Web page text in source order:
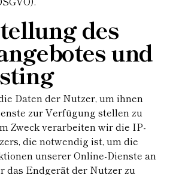
des
und
Daten der Nutzer, um ihnen
zur Verfügung stellen zu
Zweck verarbeiten wir die IP-
die notwendig ist, um die
unserer Online-Dienste an
das Endgerät der Nutzer zu